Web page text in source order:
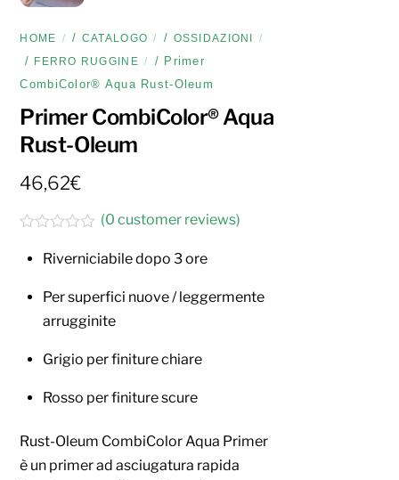
HOME / CATALOGO / OSSIDAZIONI
/ FERRO RUGGINE
/ Primer
CombiColor® Aqua Rust-Oleum
Primer CombiColor® Aqua
Rust-Oleum
46,62€
(0 customer reviews)
Riverniciabile dopo 3 ore
Per superfici nuove / leggermente
arrugginite
Grigio per finiture chiare
Rosso per finiture scure
Rust-Oleum CombiColor Aqua Primer
è un primer ad asciugatura rapida